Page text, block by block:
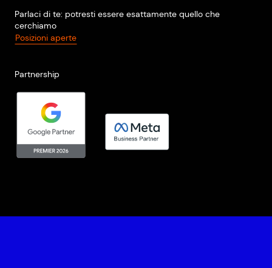
Parlaci di te: potresti essere esattamente quello che
cerchiamo
Posizioni aperte
Partnership